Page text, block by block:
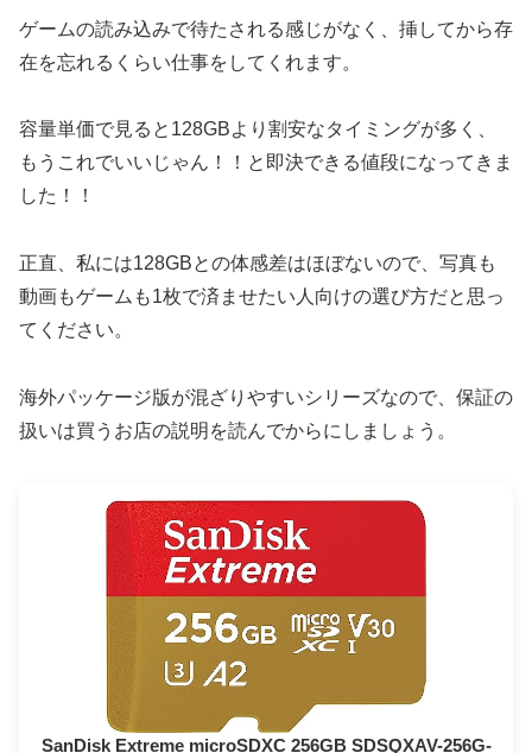
ゲームの読み込みで待たされる感じがなく、挿してから存
在を忘れるくらい仕事をしてくれます。
容量単価で見ると128GBより割安なタイミングが多く、
もうこれでいいじゃん！！と即決できる値段になってきま
した！！
正直、私には128GBとの体感差はほぼないので、写真も
動画もゲームも1枚で済ませたい人向けの選び方だと思っ
てください。
海外パッケージ版が混ざりやすいシリーズなので、保証の
扱いは買うお店の説明を読んでからにしましょう。
SanDisk Extreme microSDXC 256GB SDSQXAV-256G-